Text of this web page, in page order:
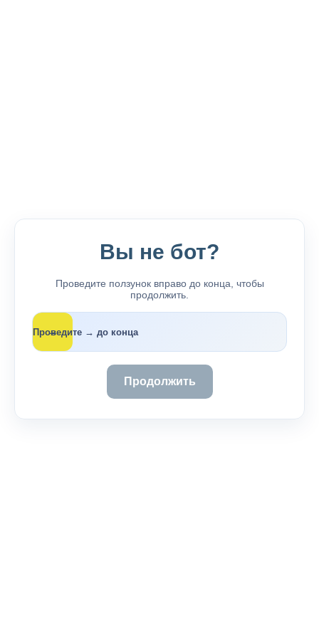
Вы не бот?
Проведите ползунок вправо до конца, чтобы
продолжить.
Проведите → до конца
→
Продолжить